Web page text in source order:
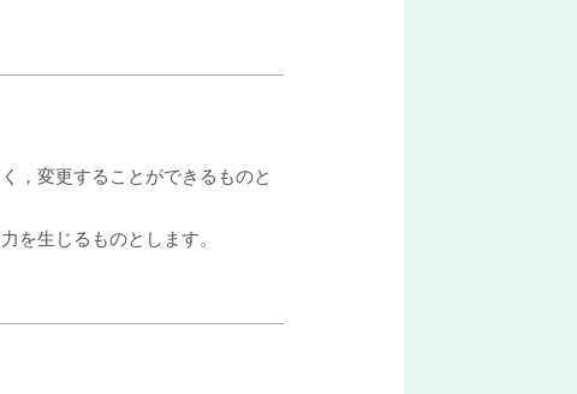
，変更することができるものと
を生じるものとします。